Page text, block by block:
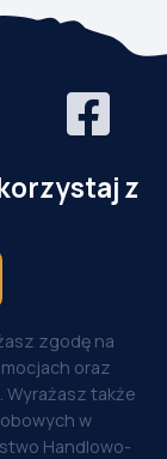
z
zgodę na
oraz
także
w
Handlowo-